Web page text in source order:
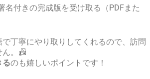
名付きの完成版を受け取る（PDFまた
丁寧にやり取りしてくれるので、訪問
ん。📠
るのも嬉しいポイントです！